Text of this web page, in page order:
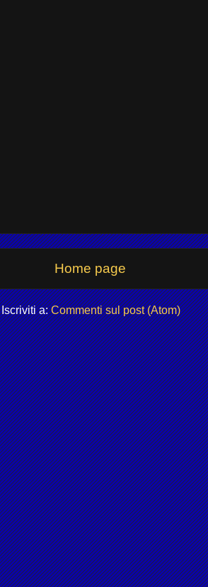
Home page
Iscriviti a:Commenti sul post (Atom)